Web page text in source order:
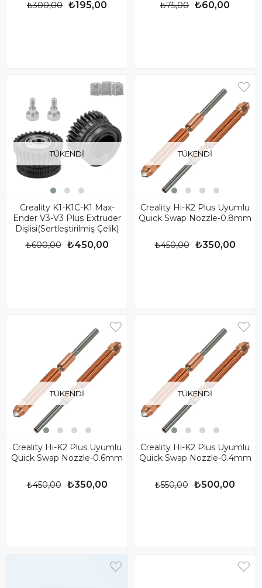
₺195,00
₺300,00 ₺60,00
₺75,00
TÜKENDI
Creality K1-K1C-K1 Max-
Ender V3-V3 Plus Extruder
Dişlisi(Sertleştirilmiş Çelik)
₺450,00
₺600,00
TÜKENDI
Creality Hi-K2 Plus Uyumlu
Quick Swap Nozzle-0.8mm
₺350,00
₺450,00
TÜKENDI
Creality Hi-K2 Plus Uyumlu
Quick Swap Nozzle-0.6mm
₺350,00
₺450,00
TÜKENDI
Creality Hi-K2 Plus Uyumlu
Quick Swap Nozzle-0.4mm
₺500,00
₺550,00